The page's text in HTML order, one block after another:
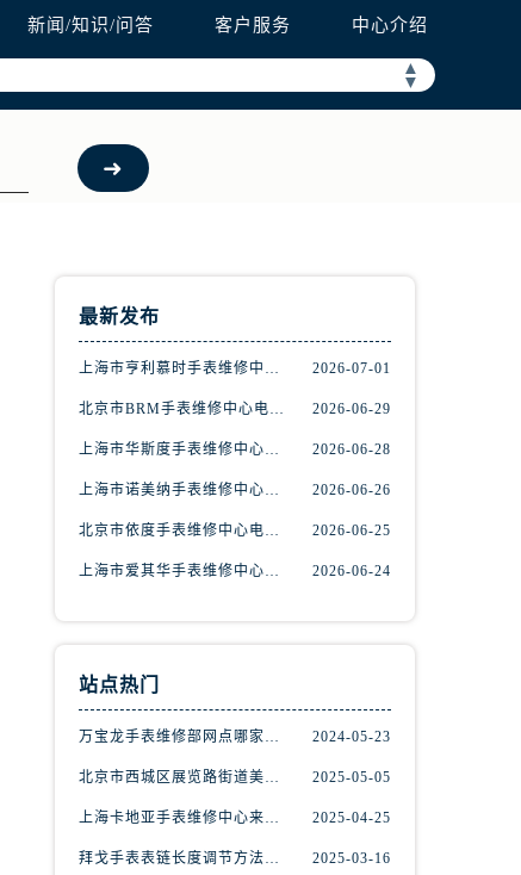
新闻/知识/问答 客户服务 中心介绍
▲
▼
最新发布
上海市亨利慕时手表维修中心电话（提供专业维修服务，确保您的手表焕然一新） 2026-07-01
北京市BRM手表维修中心电话（维修专家24小时在线，服务周到） 2026-06-29
上海市华斯度手表维修中心地址在哪里（寻找可靠维修服务不再难） 2026-06-28
上海市诺美纳手表维修中心地址在哪里（如何轻松找到它） 2026-06-26
北京市依度手表维修中心电话（提供专业维修服务，解决您的手表难题） 2026-06-25
上海市爱其华手表维修中心地址查询（如何轻松找到维修点） 2026-06-24
站点热门
万宝龙手表维修部网点哪家好(万宝龙手表售后维修服务专业、快捷、可靠的推荐) 2024-05-23
北京市西城区展览路街道美度手表维修点地址电话查询 2025-05-05
上海卡地亚手表维修中心来教你如何处理卡地亚手表走停的故障？ 2025-04-25
拜戈手表表链长度调节方法详解 2025-03-16